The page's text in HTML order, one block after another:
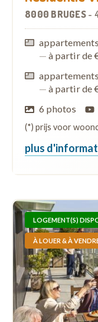
8000 BRUGES -
— à partir de
— à partir de
6 photos
(*) prijs voor
plus
LOGEMENT(S)
À LOUER & À